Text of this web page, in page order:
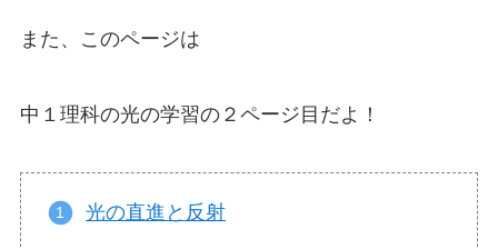
また、このページは
中１理科の光の学習の２ページ目だよ！
光の直進と反射